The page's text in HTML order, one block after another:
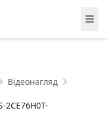
Відеонагляд
2CE76H0T-